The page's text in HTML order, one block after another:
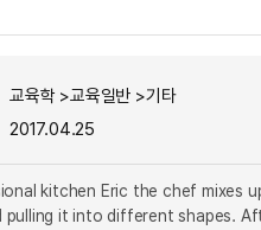
교육학 >교육일반 >기타
2017.04.25
kitchen Eric the chef mixes
pulling it into different shapes.